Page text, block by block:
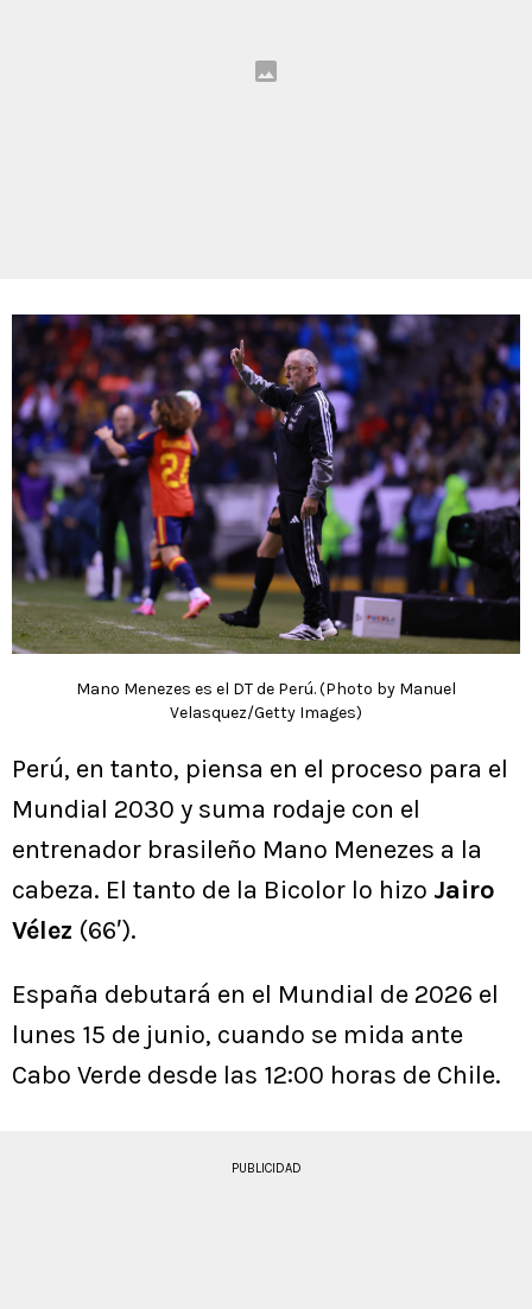
Mano Menezes es el DT de Perú. (Photo by Manuel
Velasquez/Getty Images)
Perú, en tanto, piensa en el proceso para el
Mundial 2030 y suma rodaje con el
entrenador brasileño Mano Menezes a la
cabeza. El tanto de la Bicolor lo hizo Jairo
Vélez (66′).
España debutará en el Mundial de 2026 el
lunes 15 de junio, cuando se mida ante
Cabo Verde desde las 12:00 horas de Chile.
PUBLICIDAD